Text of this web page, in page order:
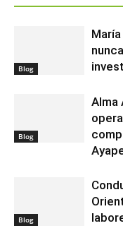
Blog
Blog
Alma
Blog